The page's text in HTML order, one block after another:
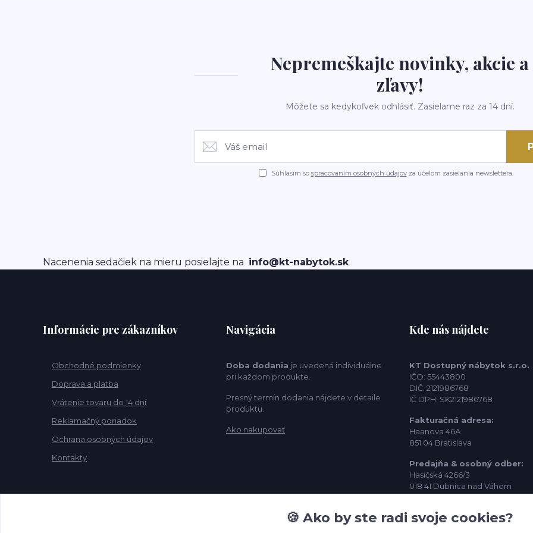
Nepremeškajte novinky, akcie a
zľavy!
Môžete sa kedykoľvek odhlásiť. Zasielame raz za 14 dní.
Súhlasím so spracovaním osobných údajovza účelom zasielania newslettera.
Nacenenia sedačiek na mieru posielajte na info@kt-nabytok.sk
Informácie pre zákazníkov
Obchodné podmienky
Doprava a platba
Vrátenie tovaru do 14 dní
Reklamačný poriadok
Ochrana osobných údajov
Kontakty
Navigácia
Doba dodania je uvedená individuálne
pri každom produkte.
Presný termín dodania nájdete v detaile
produktu.
Ako nakupovať
Kde nás nájdete
KT Dostupný nábytok s.r.o.
IČO: 55443800
DIČ: 2121986768
IČ DPH: SK2121986768
Fakturačná adresa:
Haanova 46A
851 04 Bratislava
Predajňa & osobný odber:
Hasičská 4266/3
018 41 Dubnica nad Váhom
info@kt-nabytok.sk
🍪 Ako by ste radi svoje cookies?